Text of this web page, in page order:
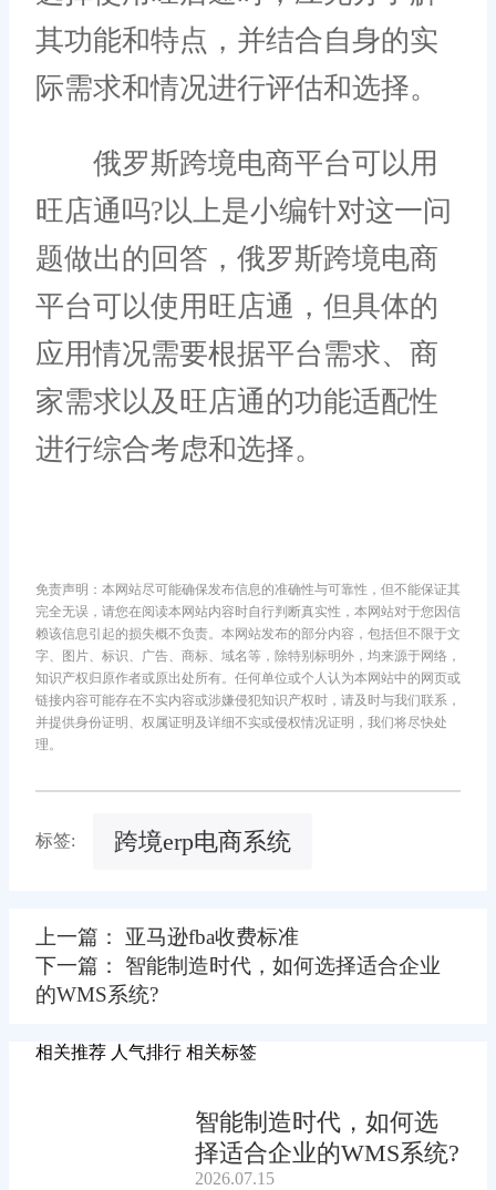
其功能和特点，并结合自身的实
际需求和情况进行评估和选择。
俄罗斯跨境电商平台可以用
旺店通吗?以上是小编针对这一问
题做出的回答，俄罗斯跨境电商
平台可以使用旺店通，但具体的
应用情况需要根据平台需求、商
家需求以及旺店通的功能适配性
进行综合考虑和选择。
免责声明：本网站尽可能确保发布信息的准确性与可靠性，但不能保证其
完全无误，请您在阅读本网站内容时自行判断真实性，本网站对于您因信
赖该信息引起的损失概不负责。本网站发布的部分内容，包括但不限于文
字、图片、标识、广告、商标、域名等，除特别标明外，均来源于网络，
知识产权归原作者或原出处所有。任何单位或个人认为本网站中的网页或
链接内容可能存在不实内容或涉嫌侵犯知识产权时，请及时与我们联系，
并提供身份证明、权属证明及详细不实或侵权情况证明，我们将尽快处
理。
标签: 跨境erp电商系统
上一篇： 亚马逊fba收费标准
下一篇： 智能制造时代，如何选择适合企业
的WMS系统?
相关推荐 人气排行 相关标签
智能制造时代，如何选
择适合企业的WMS系统?
2026.07.15